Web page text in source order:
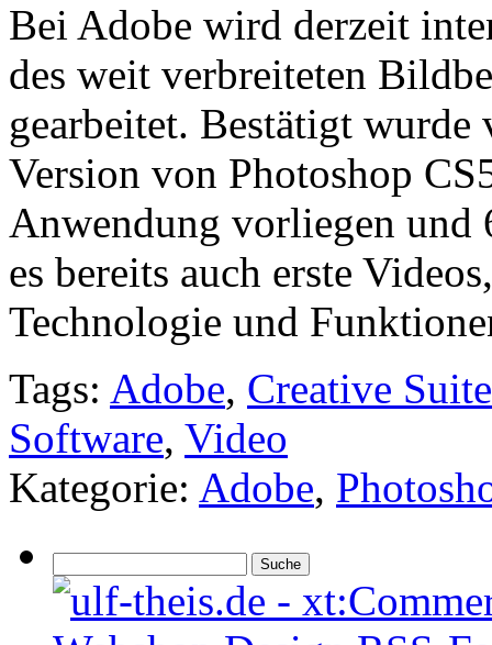
Bei Adobe wird derzeit
des weit verbreiteten
gearbeitet. Bestätigt wurde
Version von Photoshop
Anwendung vorliegen
es bereits auch erste
Technologie und
Tags: Adobe, Creative
Software, Video
Kategorie: Adobe,